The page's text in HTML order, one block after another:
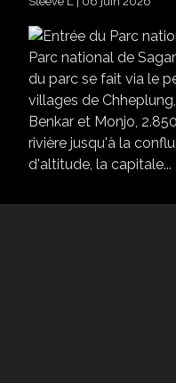
Parc national de
du parc se fait via le
villages de
Benkar et Monjo,
rivière jusqu'à la
d'altitude, la capitale...